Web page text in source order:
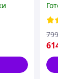
799